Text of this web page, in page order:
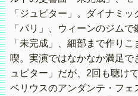
「ジュピター」。ダイナミ
「パリ」、ウィーンのジム
「未完成」、細部まで作り
喫。実演ではなかなか満足
ュピター」だが、2回も聴け
ベリウスのアンダンテ・フェ